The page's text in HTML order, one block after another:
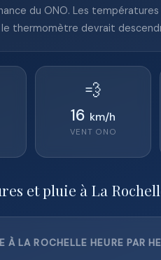
du ONO. Les
thermomètre devrait
💨
16 km/h
VENT ONO
et pluie à La
À LA ROCHELLE HEURE PAR